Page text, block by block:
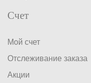
Счет
Мой счет
Отслеживание заказа
Акции